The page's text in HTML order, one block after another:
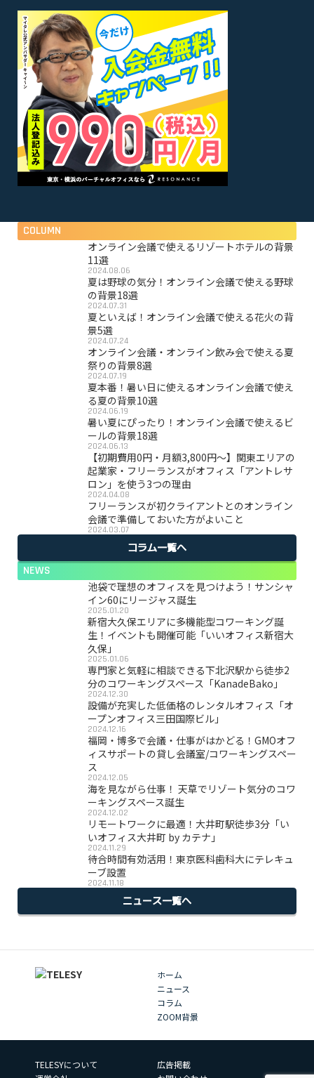
COLUMN
オンライン会議で使えるリゾートホテルの背景
11選
2024.08.06
夏は野球の気分！オンライン会議で使える野球
の背景18選
2024.07.31
夏といえば！オンライン会議で使える花火の背
景5選
2024.07.24
オンライン会議・オンライン飲み会で使える夏
祭りの背景8選
2024.07.19
夏本番！暑い日に使えるオンライン会議で使え
る夏の背景10選
2024.06.19
暑い夏にぴったり！オンライン会議で使えるビ
ールの背景18選
2024.06.13
【初期費用0円・月額3,800円〜】関東エリアの
起業家・フリーランスがオフィス「アントレサ
ロン」を使う3つの理由
2024.04.08
フリーランスが初クライアントとのオンライン
会議で準備しておいた方がよいこと
2024.03.07
コラム一覧へ
NEWS
池袋で理想のオフィスを見つけよう！サンシャ
イン60にリージャス誕生
2025.01.20
新宿大久保エリアに多機能型コワーキング誕
生！イベントも開催可能「いいオフィス新宿大
久保」
2025.01.06
専門家と気軽に相談できる下北沢駅から徒歩2
分のコワーキングスペース「KanadeBako」
2024.12.30
設備が充実した低価格のレンタルオフィス「オ
ープンオフィス三田国際ビル」
2024.12.16
福岡・博多で会議・仕事がはかどる！GMOオフ
ィスサポートの貸し会議室/コワーキングスペー
ス
2024.12.05
海を見ながら仕事！ 天草でリゾート気分のコワ
ーキングスペース誕生
2024.12.02
リモートワークに最適！大井町駅徒歩3分「い
いオフィス大井町 by カテナ」
2024.11.29
待合時間有効活用！東京医科歯科大にテレキュ
ーブ設置
2024.11.18
ニュース一覧へ
ホーム
ニュース
コラム
ZOOM背景
TELESYについて
広告掲載